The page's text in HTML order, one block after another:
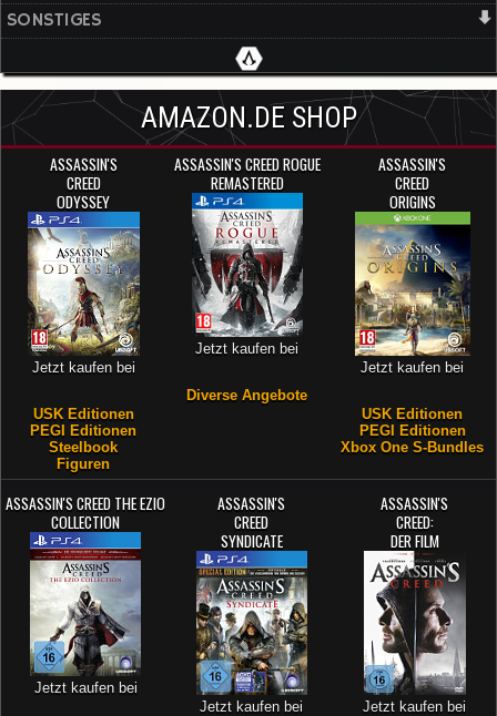
SONSTIGES
AMAZON.DE SHOP
ASSASSIN'S
CREED
ODYSSEY
Jetzt kaufen bei
USK Editionen
PEGI Editionen
Steelbook
Figuren
ASSASSIN'S CREED ROGUE
REMASTERED
Jetzt kaufen bei
Diverse Angebote
ASSASSIN'S
CREED
ORIGINS
Jetzt kaufen bei
USK Editionen
PEGI Editionen
Xbox One S-Bundles
ASSASSIN'S CREED THE EZIO
COLLECTION
Jetzt kaufen bei
ASSASSIN'S
CREED
SYNDICATE
Jetzt kaufen bei
ASSASSIN'S
CREED:
DER FILM
Jetzt kaufen bei